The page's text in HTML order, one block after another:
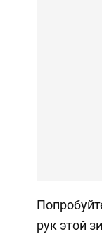
рук этой